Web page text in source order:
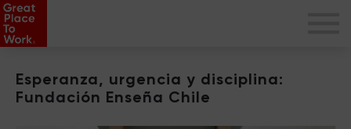
Esperanza, urgencia y disciplina:
Fundación Enseña Chile